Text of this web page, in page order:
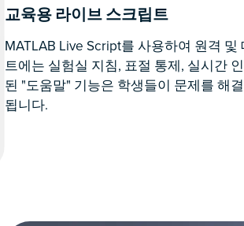
교육용 라이브 스크립트
MATLAB Live Script를 사용하여 원격
트에는 실험실 지침, 표절 통제, 실시간
된 "도움말" 기능은 학생들이 문제를 해
됩니다.